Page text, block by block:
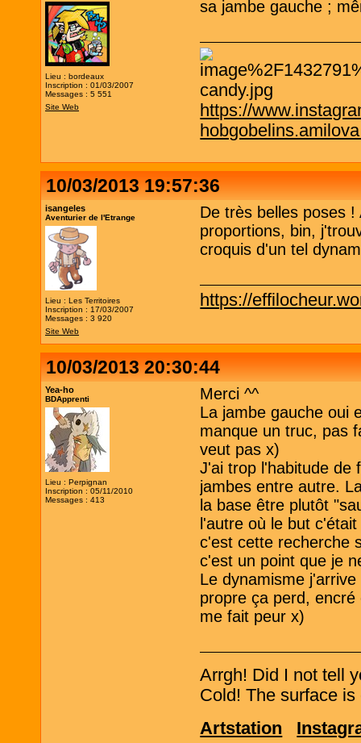
Lieu : bordeaux
Inscription : 01/03/2007
Messages : 5 551
Site Web
sa jambe gauche ;
https://
10/03/2013 19:57:36
isangeles
Aventurier de l'Etrange
Lieu : Les Territoires
Inscription : 17/03/2007
Messages : 3 920
Site Web
De très belles poses
proportions, bin,
croquis d'un tel
https://
10/03/2013 20:30:44
Yea-ho
BDApprenti
Lieu : Perpignan
Inscription : 05/11/2010
Messages : 413
Merci ^^
La jambe gauche oui
manque un truc, pas
veut pas x)
J'ai trop l'habitude de
jambes entre autre.
la base être plutôt
l'autre où le but
c'est cette recherche
c'est un point que je
Le dynamisme
propre ça perd,
me fait peur x)
Arrgh! Did I not tell
Cold! The surface
Artstation